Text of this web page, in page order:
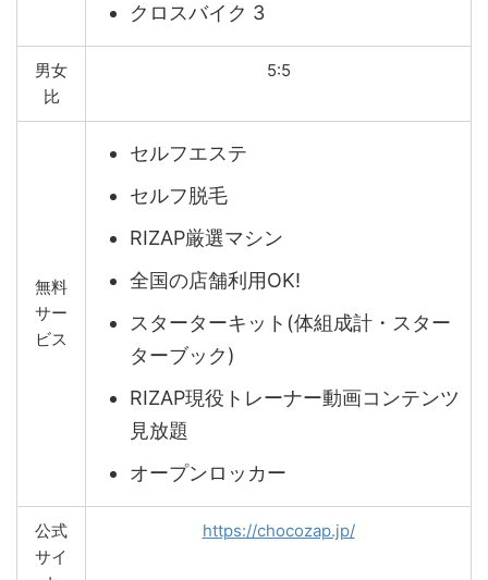
クロスバイク 3
男女
比
5:5
無料
サー
ビス
セルフエステ
セルフ脱毛
RIZAP厳選マシン
全国の店舗利用OK!
スターターキット(体組成計・スター
ターブック)
RIZAP現役トレーナー動画コンテンツ
見放題
オープンロッカー
公式
サイ
https://chocozap.jp/